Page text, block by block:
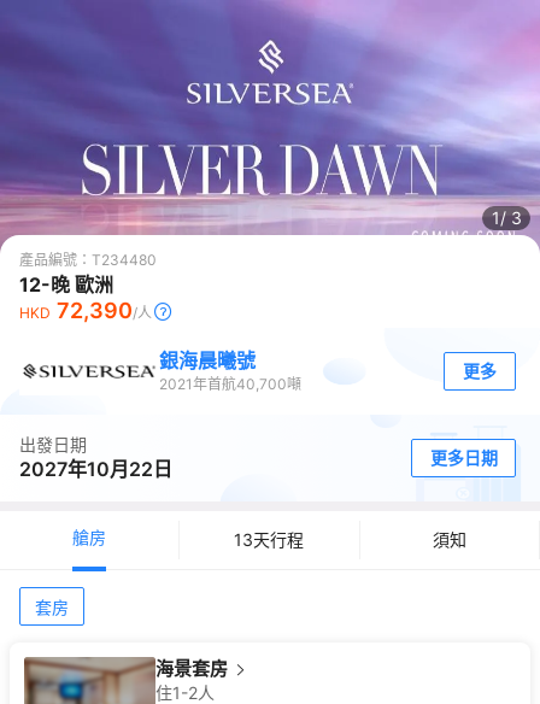
1/ 3
產品編號： T234480
12-晚 歐洲
HKD 72,390/人
銀海晨曦號
2021年首航40,700噸
更多
出發日期
2027年10月22日 更多日期
艙房 13天行程 須知
套房
海景套房
住1-2人